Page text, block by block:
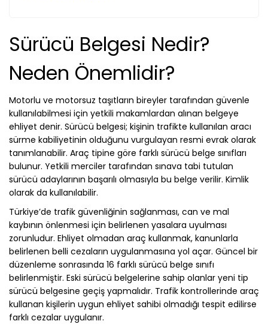
Sürücü Belgesi Nedir?
Neden Önemlidir?
Motorlu ve motorsuz taşıtların bireyler tarafından güvenle
kullanılabilmesi için yetkili makamlardan alınan belgeye
ehliyet denir. Sürücü belgesi; kişinin trafikte kullanılan aracı
sürme kabiliyetinin olduğunu vurgulayan resmi evrak olarak
tanımlanabilir. Araç tipine göre farklı sürücü belge sınıfları
bulunur. Yetkili merciler tarafından sınava tabi tutulan
sürücü adaylarının başarılı olmasıyla bu belge verilir. Kimlik
olarak da kullanılabilir.
Türkiye’de trafik güvenliğinin sağlanması, can ve mal
kaybının önlenmesi için belirlenen yasalara uyulması
zorunludur. Ehliyet olmadan araç kullanmak, kanunlarla
belirlenen belli cezaların uygulanmasına yol açar. Güncel bir
düzenleme sonrasında 16 farklı sürücü belge sınıfı
belirlenmiştir. Eski sürücü belgelerine sahip olanlar yeni tip
sürücü belgesine geçiş yapmalıdır. Trafik kontrollerinde araç
kullanan kişilerin uygun ehliyet sahibi olmadığı tespit edilirse
farklı cezalar uygulanır.